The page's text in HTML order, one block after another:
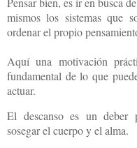
mismos los sistemas que
ordenar el propio
Aquí una motivación
fundamental de lo que
actuar.
El descanso es un deber
sosegar el cuerpo y el alma.